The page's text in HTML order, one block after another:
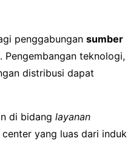
penggabungan sumber
Pengembangan teknologi,
distribusi dapat
di bidang layanan
yang luas dari induk